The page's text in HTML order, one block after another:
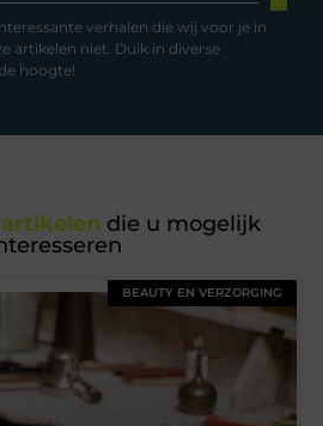
verhalen die wij voor je in
artikelen niet. Duik in diverse
hoogte!
die u mogelijk
BEAUTY EN VERZORGING